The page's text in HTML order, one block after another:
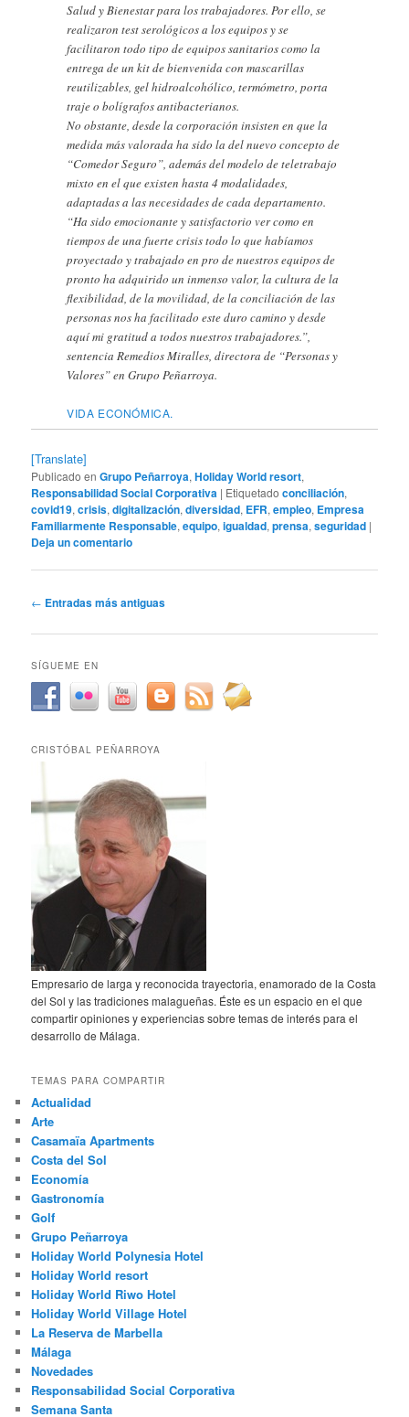
Salud y Bienestar para los trabajadores. Por ello, se
realizaron test serológicos a los equipos y se
facilitaron todo tipo de equipos sanitarios como la
entrega de un kit de bienvenida con mascarillas
reutilizables, gel hidroalcohólico, termómetro, porta
traje o bolígrafos antibacterianos.
No obstante, desde la corporación insisten en que la
medida más valorada ha sido la del nuevo concepto de
“Comedor Seguro”, además del modelo de teletrabajo
mixto en el que existen hasta 4 modalidades,
adaptadas a las necesidades de cada departamento.
“Ha sido emocionante y satisfactorio ver como en
tiempos de una fuerte crisis todo lo que habíamos
proyectado y trabajado en pro de nuestros equipos de
pronto ha adquirido un inmenso valor, la cultura de la
flexibilidad, de la movilidad, de la conciliación de las
personas nos ha facilitado este duro camino y desde
aquí mi gratitud a todos nuestros trabajadores.”,
sentencia Remedios Miralles, directora de “Personas y
Valores” en Grupo Peñarroya.
VIDA ECONÓMICA.
[Translate]
Publicado en Grupo Peñarroya,Holiday World resort,
Responsabilidad Social Corporativa | Etiquetado conciliación,
covid19,crisis,digitalización,diversidad, EFR,empleo, Empresa
Familiarmente Responsable,equipo,igualdad,prensa,seguridad |
Deja un comentario
Navegación
entradas
← Entradas más antiguas
SÍGUEME EN
CRISTÓBAL PEÑARROYA
Empresario de larga y reconocida trayectoria, enamorado de la Costa
del Sol y las tradiciones malagueñas. Éste es un espacio en el que
compartir opiniones y experiencias sobre temas de interés para el
desarrollo de Málaga.
TEMAS PARA COMPARTIR
Actualidad
Arte
Casamaïa Apartments
Costa del Sol
Economía
Gastronomía
Golf
Grupo Peñarroya
Holiday World Polynesia Hotel
Holiday World resort
Holiday World Riwo Hotel
Holiday World Village Hotel
La Reserva de Marbella
Málaga
Novedades
Responsabilidad Social Corporativa
Semana Santa